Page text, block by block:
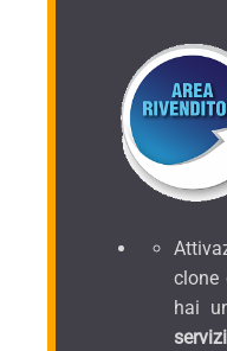
clone
hai